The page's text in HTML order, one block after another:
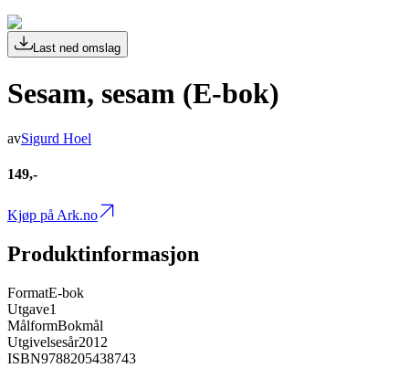
Last ned omslag
Sesam, sesam (E-bok)
avSigurd Hoel
149,-
Kjøp på Ark.no
Produktinformasjon
FormatE-bok
Utgave1
MålformBokmål
Utgivelsesår2012
ISBN9788205438743